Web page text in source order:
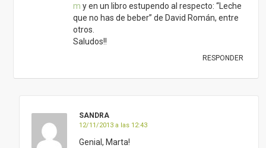
m y en un libro estupendo al respecto: “Leche
que no has de beber” de David Román, entre
otros.
Saludos!!
RESPONDER
SANDRA
12/11/2013 a las 12:43
Genial, Marta!